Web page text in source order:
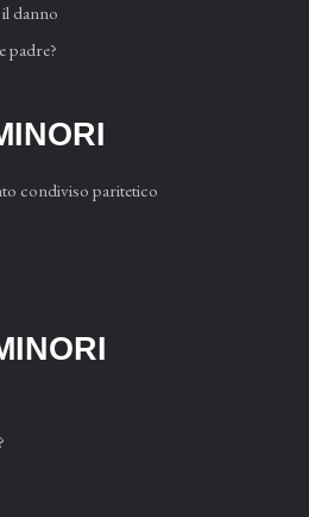
danno
padre?
condiviso paritetico